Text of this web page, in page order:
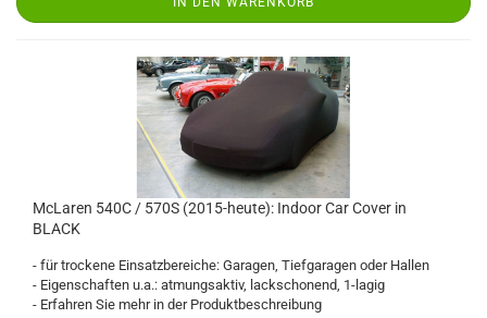
McLaren 540C / 570S (2015-heute): Indoor Car Cover in
BLACK
- für trockene Einsatzbereiche: Garagen, Tiefgaragen oder Hallen
- Eigenschaften u.a.: atmungsaktiv, lackschonend, 1-lagig
- Erfahren Sie mehr in der Produktbeschreibung